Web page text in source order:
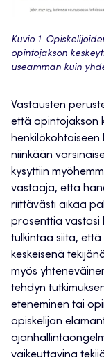
Kuvio 1.
opintojakson
useamman kuin
Vastausten
että opintojakson
niinkään
kysyttiin
vastaaja, että
riittävästi aikaa
prosenttia vastasi
tulkintaa siitä, että
keskeisenä
myös
tehdyn
eteneminen tai
opiskelijan
vaikeuttavina